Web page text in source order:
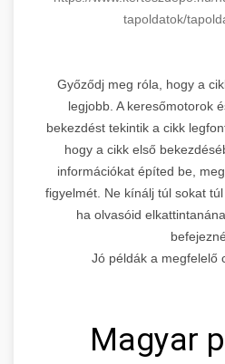
tapoldatok/
Győződj meg róla, hogy a
legjobb. A keresőmotorok
bekezdést tekintik a cikk
hogy a cikk első
információkat építed be,
figyelmét. Ne kínálj túl sokat
ha olvasóid
Jó példák a megfelelő
Magyar